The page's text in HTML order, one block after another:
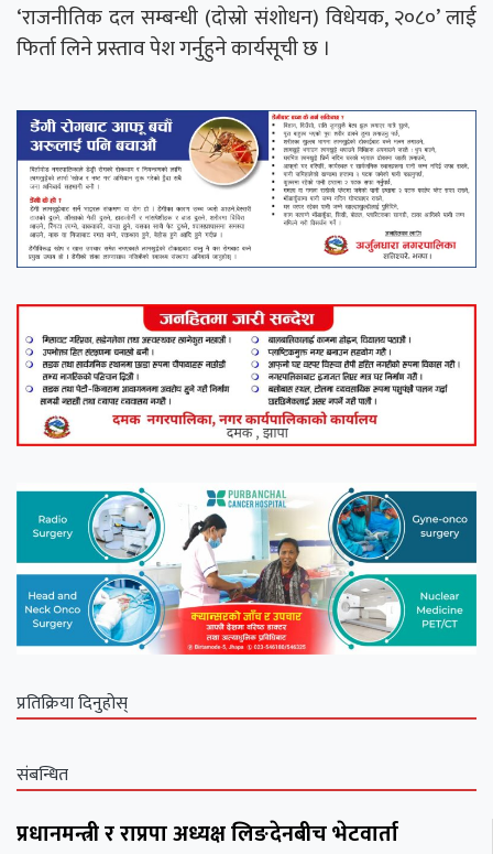
‘राजनीतिक दल सम्बन्धी (दोस्रो संशोधन) विधेयक, २०८०’ लाई
फिर्ता लिने प्रस्ताव पेश गर्नुहुने कार्यसूची छ ।
प्रतिक्रिया दिनुहोस्
संबन्धित
प्रधानमन्त्री र राप्रपा अध्यक्ष लिङदेनबीच भेटवार्ता